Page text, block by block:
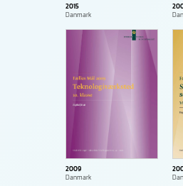
2015
Danmark
2009
Danmark